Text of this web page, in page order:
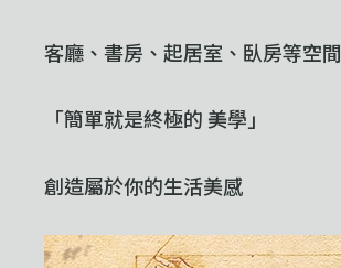
客廳、書房、起居室、臥房等空間
「簡單就是終極的 美學」
創造屬於你的生活美感